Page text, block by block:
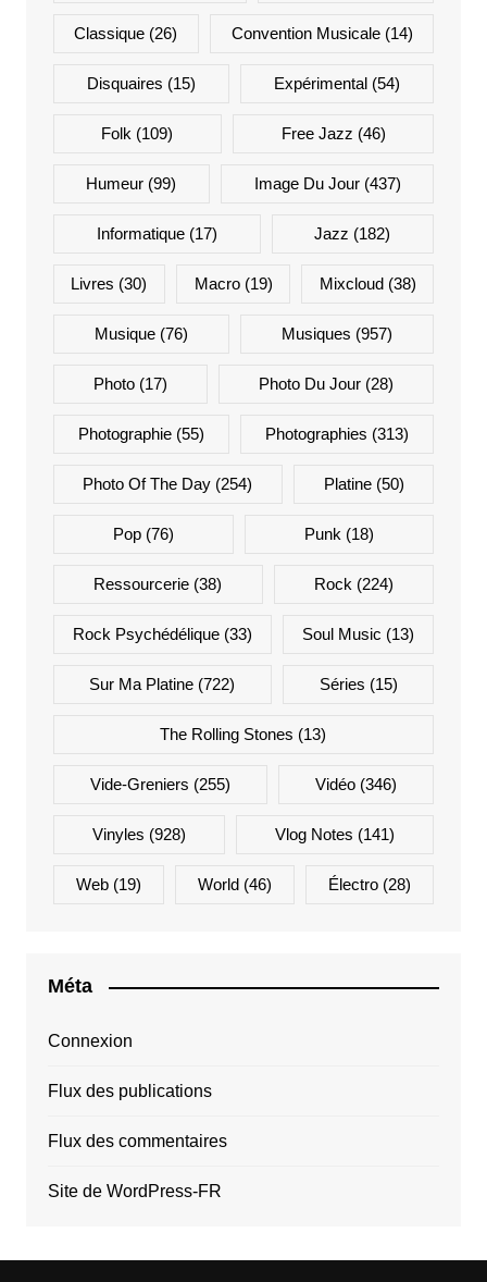
Classique (26) Convention Musicale(14)
Disquaires (15) Expérimental (54)
Folk (109) Free Jazz (46)
Humeur (99) Image Du Jour(437)
Informatique(17) Jazz (182)
Livres (30) Macro(19) Mixcloud(38)
Musique(76) Musiques (957)
Photo(17) Photo Du Jour (28)
Photographie(55) Photographies (313)
Photo Of The Day (254) Platine(50)
Pop(76) Punk (18)
Ressourcerie (38) Rock (224)
Rock Psychédélique(33) Soul Music (13)
Sur Ma Platine (722) Séries (15)
The Rolling Stones (13)
Vide-Greniers (255) Vidéo (346)
Vinyles (928) Vlog Notes (141)
Web(19) World (46) Électro (28)
Méta
Connexion
Flux des publications
Flux des commentaires
Site de WordPress-FR